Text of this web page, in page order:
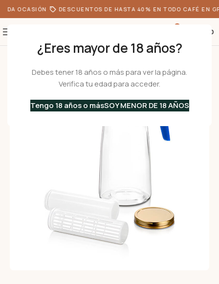
¿Eres mayor de 18 años?
Debes tener 18 años o más para ver la página.
Verifica tu edad para acceder.
Tengo 18 años o másSOY MENOR DE 18 AÑOS
OCASIÓN DESCUENTOS DE HASTA 40% EN TODO CAFÉ EN
0.00
FLEXY 2000 4in1 Azul – Jarra de vidrio